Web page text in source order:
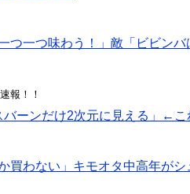
つ一つ味わう！」敵「ビビン
報！！
バーンだけ2次元に見える」←こ
買わない」キモオタ中高年が